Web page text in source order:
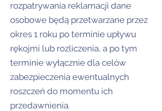
rozpatrywania reklamacji dane
osobowe będą przetwarzane przez
okres 1 roku po terminie upływu
rękojmi lub rozliczenia, a po tym
terminie wyłącznie dla celów
zabezpieczenia ewentualnych
roszczeń do momentu ich
przedawnienia.